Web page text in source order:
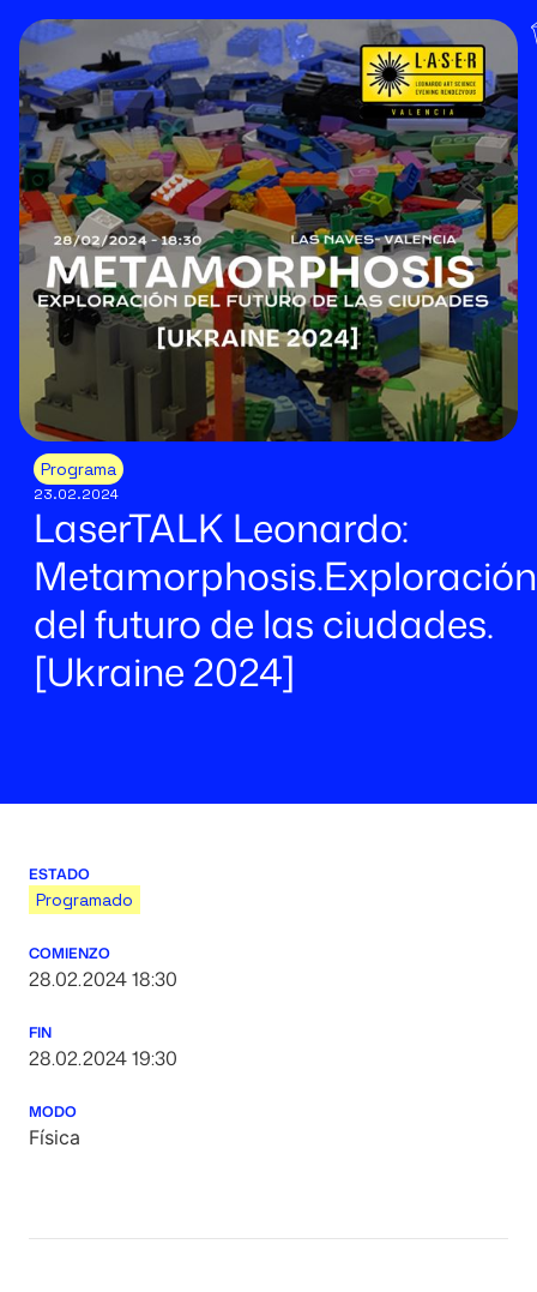
Programa
23.02.2024
LaserTALK Leonardo:
Metamorphosis.Exploración
del futuro de las ciudades.
[Ukraine 2024]
ESTADO
Programado
COMIENZO
28.02.2024 18:30
FIN
28.02.2024 19:30
MODO
Física